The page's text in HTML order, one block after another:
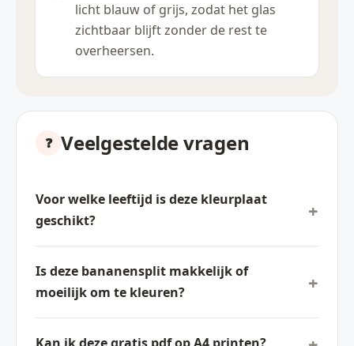
licht blauw of grijs, zodat het glas
zichtbaar blijft zonder de rest te
overheersen.
Veelgestelde vragen
Voor welke leeftijd is deze kleurplaat
geschikt?
Is deze bananensplit makkelijk of
moeilijk om te kleuren?